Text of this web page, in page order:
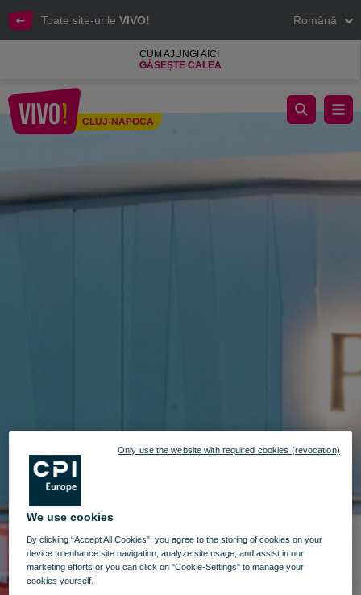
Toate site-urile VIVO! Română
CUM AJUNGI AICI
GĂSEȘTE CALEA
CLUJ-NAPOCA
Pandora, cel mai popular brand de bijuterii
We use cookies
By clicking “Accept All Cookies”, you agree to the storing of cookies on your
device to enhance site navigation, analyze site usage, and assist in our
marketing efforts or you can click on "Cookie-Settings" to manage your
cookies yourself.
Only use the website with required cookies (revocation)